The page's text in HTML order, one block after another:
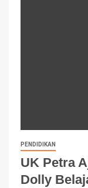
PENDIDIKAN
UK Petra
Dolly